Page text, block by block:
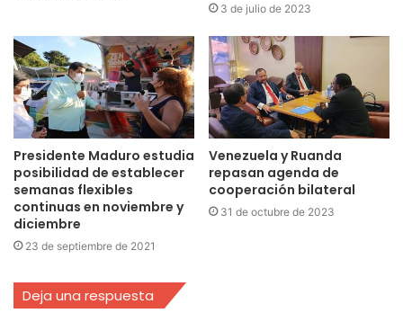
3 de julio de 2023
Presidente Maduro estudia
posibilidad de establecer
semanas flexibles
continuas en noviembre y
diciembre
23 de septiembre de 2021
Venezuela y Ruanda
repasan agenda de
cooperación bilateral
31 de octubre de 2023
Deja una respuesta